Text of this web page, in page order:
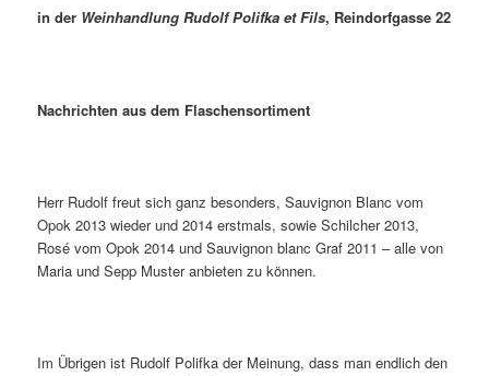
in der Weinhandlung Rudolf Polifka et Fils, Reindorfgasse 22
Nachrichten aus dem Flaschensortiment
Herr Rudolf freut sich ganz besonders, Sauvignon Blanc vom
Opok 2013 wieder und 2014 erstmals, sowie Schilcher 2013,
Rosé vom Opok 2014 und Sauvignon blanc Graf 2011 – alle von
Maria und Sepp Muster anbieten zu können.
Im Übrigen ist Rudolf Polifka der Meinung, dass man endlich den